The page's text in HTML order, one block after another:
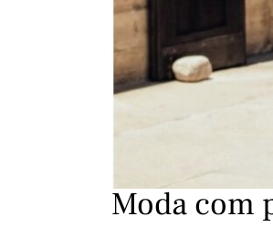
Moda com